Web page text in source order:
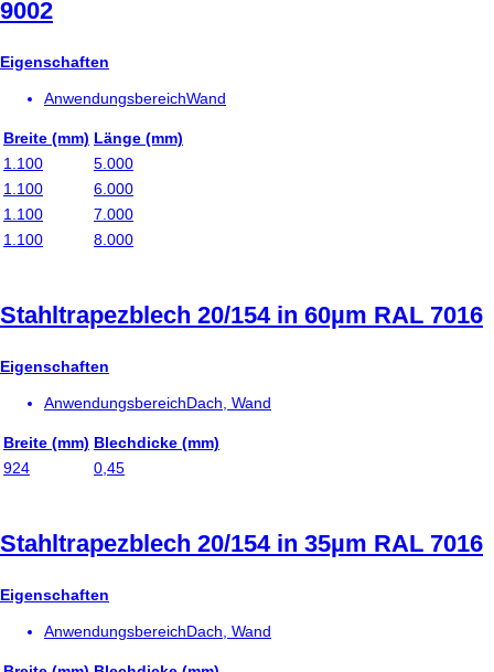
9002
Eigenschaften
AnwendungsbereichWand
Breite (mm) Länge (mm)
1.100
5.000
1.100
6.000
1.100
7.000
1.100
8.000
Stahltrapezblech 20/154 in 60µm RAL 7016
Eigenschaften
AnwendungsbereichDach, Wand
Breite (mm) Blechdicke (mm)
924
0,45
Stahltrapezblech 20/154 in 35µm RAL 7016
Eigenschaften
AnwendungsbereichDach, Wand